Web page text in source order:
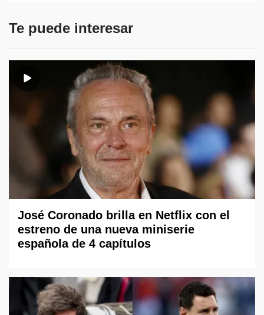
Te puede interesar
José Coronado brilla en Netflix con el
estreno de una nueva miniserie
española de 4 capítulos